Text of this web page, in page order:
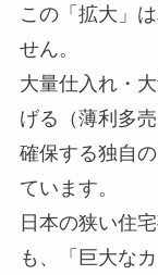
この「拡大」
せん。
大量仕入れ・
げる（薄利多
確保する独自
ています。
日本の狭い住
も、「巨大な